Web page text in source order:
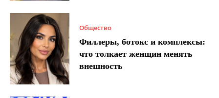
Общество
Филлеры, ботокс и комплексы:
что толкает женщин менять
внешность